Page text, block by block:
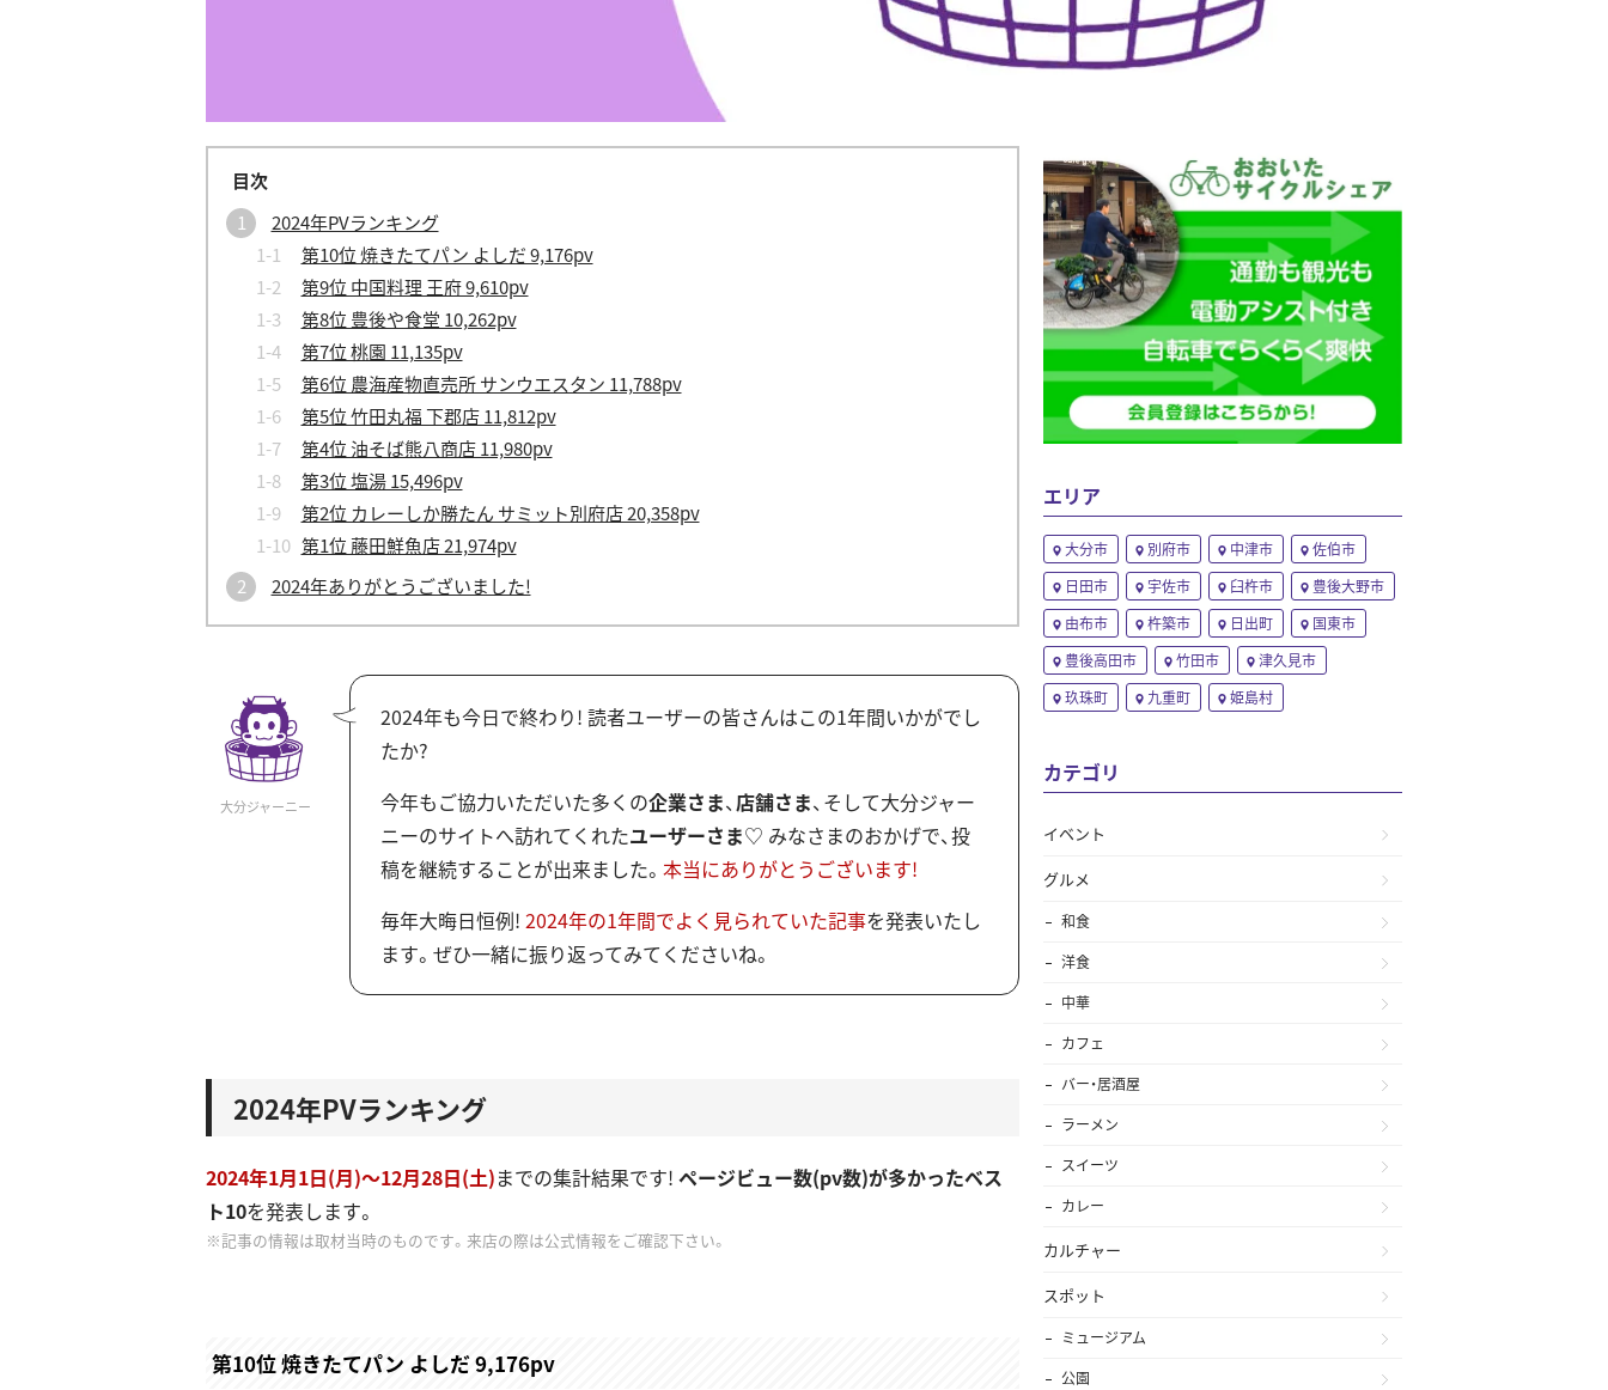
2024年PVランキング
第10位 焼きたてパン よしだ 9,176pv
第9位 中国料理 王府 9,610pv
第8位 豊後や食堂 10,262pv
第7位 桃園 11,135pv
第6位 農海産物直売所 サンウエスタン 11,788pv
第5位 竹田丸福 下郡店 11,812pv
第4位 油そば熊八商店 11,980pv
第3位 塩湯 15,496pv
第2位 カレーしか勝たん サミット別府店 20,358pv
第1位 藤田鮮魚店 21,974pv
2024年ありがとうございました!
大分ジャーニー
2024年も今日で終わり! 読者ユーザーの皆さんはこの1年間いかがでし
たか?
今年もご協力いただいた多くの企業さま、 店舗さま、そして大分ジャー
ニーのサイトへ訪れてくれたユーザーさま♡ みなさまのおかげで、投
稿を継続することが出来ました。 本当にありがとうございます!
毎年大晦日恒例! 2024年の1年間でよく見られていた記事を発表いたし
ます。ぜひ一緒に振り返ってみてくださいね。
2024年PVランキング
2024年1月1日(月)～12月28日(土)までの集計結果です! ページビュー数(pv数)が多かったベス
ト10を発表します。
記事の情報は取材当時のものです。来店の際は公式情報をご確認下さい。
第10位 焼きたてパン よしだ 9,176pv
エリア
大分市 別府市 中津市
佐伯市
日田市
宇佐市 臼杵市
豊後大野市
由布市
杵築市 日出町
国東市
豊後高田市
竹田市
津久見市
玖珠町
九重町 姫島村
カテゴリ
イベント
グルメ
和食
洋食
中華
カフェ
バー・居酒屋
ラーメン
スイーツ
カレー
カルチャー
スポット
ミュージアム
公園